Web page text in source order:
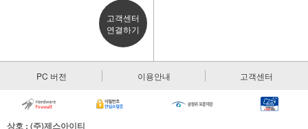
고객센터
연결하기
PC 버전 이용안내 고객센터
상호 : (주)제스아이티